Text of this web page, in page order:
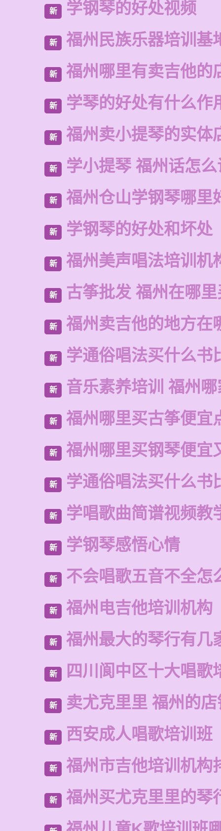
新 学钢琴的好处视频
新 福州民族乐器培训基
新 福州哪里有卖吉他的
新 学琴的好处有什么作
新 福州卖小提琴的实体
新 学小提琴 福州话怎
新 福州仓山学钢琴哪里
新 学钢琴的好处和坏处
新 福州美声唱法培训机
新 古筝批发 福州在哪
新 福州卖吉他的地方在
新 学通俗唱法买什么书
新 音乐素养培训 福州
新 福州哪里买古筝便宜
新 福州哪里买钢琴便宜
新 学通俗唱法买什么书
新 学唱歌曲简谱视频教
新 学钢琴感悟心情
新 不会唱歌五音不全怎
新 福州电吉他培训机构
新 福州最大的琴行有几
新 四川阆中区十大唱歌
新 卖尤克里里 福州的店
新 西安成人唱歌培训班
新 福州市吉他培训机构
新 福州买尤克里里的琴